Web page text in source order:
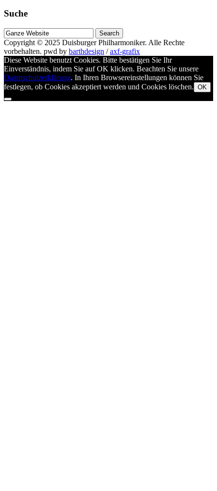
Suche
Suche
nach
Copyright © 2025 Duisburger Philharmoniker. Alle Rechte
vorbehalten. pwd by barthdesign /axf-grafix
Diese Website benutzt Cookies. Bitte bestätigen Sie Ihr
Einverständnis, indem Sie auf OK klicken. Beachten Sie unsere
Datenschutzerklärung. In Ihren Browsereinstellungen können Sie
festlegen, ob Cookies akzeptiert werden und Cookies löschen. OK